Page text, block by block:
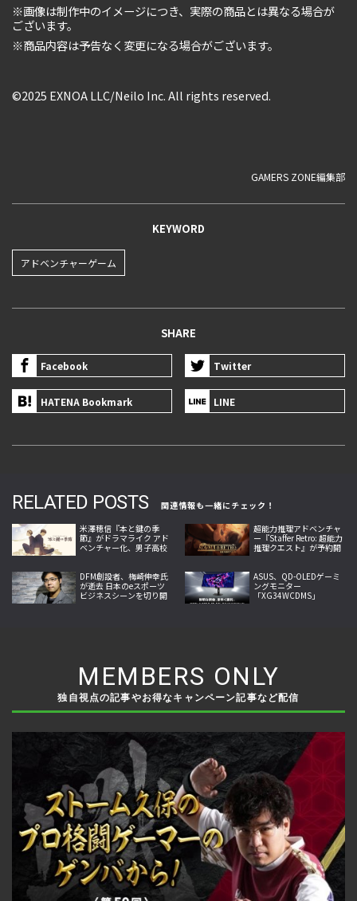
※画像は制作中のイメージにつき、実際の商品とは異なる場合が
ございます。
※商品内容は予告なく変更になる場合がございます。
©2025 EXNOA LLC/Neilo Inc. All rights reserved.
GAMERS ZONE編集部
KEYWORD
アドベンチャーゲーム
SHARE
Facebook Twitter
HATENA Bookmark LINE
RELATED POSTS
関連情報も一緒にチェック！
米澤穂信『本と鍵の季
節』がドラマライク アド
ベンチャー化、男子高校
超能力推理アドベンチャ
ー『Staffer Retro: 超能力
推理クエスト』が予約開
DFM創設者、梅崎伸幸氏
が逝去 日本のeスポーツ
ビジネスシーンを切り開
ASUS、QD-OLEDゲーミ
ングモニター
「XG34WCDMS」
MEMBERS ONLY
独自視点の記事やお得なキャンペーン記事など配信